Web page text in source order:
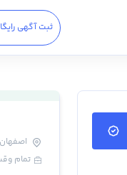
ثبت آگهی
اصفهان
تمام